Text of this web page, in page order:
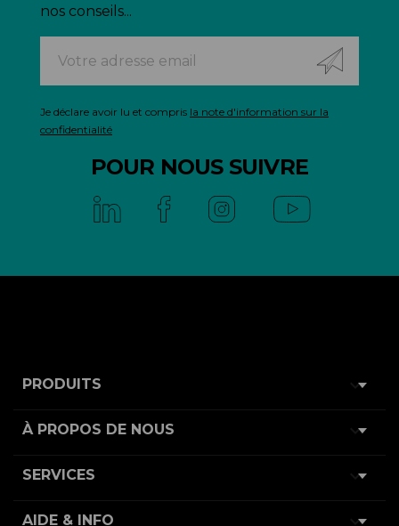
nos conseils...
Je déclare avoir lu et compris la note d'information sur la
confidentialité
POUR NOUS SUIVRE
PRODUITS 
À PROPOS DE NOUS 
SERVICES 
AIDE & INFO 